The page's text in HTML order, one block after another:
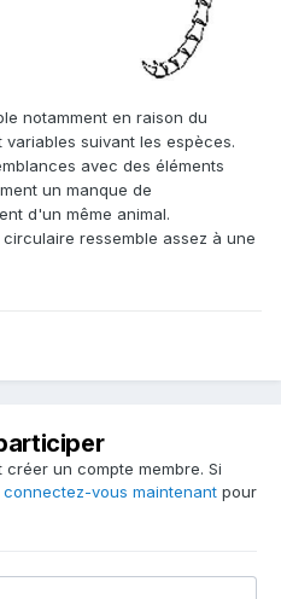
notamment en raison du
suivant les espèces.
avec des éléments
un manque de
d'un même animal.
ressemble assez à une
un compte membre. Si
connectez-vous maintenant pour